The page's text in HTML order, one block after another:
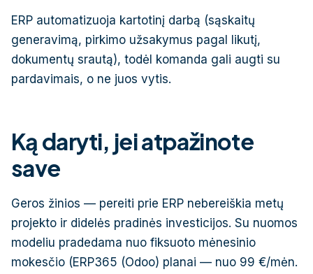
ERP automatizuoja kartotinį darbą (sąskaitų
generavimą, pirkimo užsakymus pagal likutį,
dokumentų srautą), todėl komanda gali augti su
pardavimais, o ne juos vytis.
Ką daryti, jei atpažinote
save
Geros žinios — pereiti prie ERP nebereiškia metų
projekto ir didelės pradinės investicijos. Su nuomos
modeliu pradedama nuo fiksuoto mėnesinio
mokesčio (ERP365 (Odoo) planai — nuo 99 €/mėn.